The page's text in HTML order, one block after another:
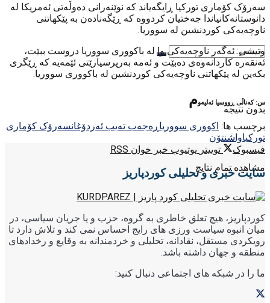
بدون نتیجه
مشاهده تمام نتایج
سه‌رۆک کۆماری تورکیا ڕایگه‌یاند که‌ نوێنه‌رانی ده‌وڵه‌تی ئه‌مریکا له‌
دانوستانه‌کانیاندا جه‌ختیان کردووه‌ که‌ ڕێگه‌ناده‌ن به‌ پێکهاتنی
ناوچه‌یه‌کی کوردنشین له‌ سووریا.
وتیشی: ئه‌گه‌ر ناوچه‌یه‌کی وا له‌ باکووری سووریا دروست ببێت،
ئه‌نقه‌ره‌ کاردانه‌وه‌ی ده‌بێت و ئه‌مه‌ به‌رپرسیارێتی ئێمه‌یه‌ که‌ ڕێگری
بکه‌ین له‌ پێکهاتنی ناوچه‌یه‌کی کوردنشین له‌ باکووری سووریا.
س: که‌ناڵی ڕووسیا ئه‌لیه‌وم
برچسب ها: اکووری سووریا ڕه‌جه‌ب ته‌یب ئه‌ردۆغانسه‌رۆک کۆماری
تورکیاواشنتۆن
فیسبوک
توییتر یوتیوب خبر خوان RSS
سایت خبری و تحلیلی کوردپاریز
کوردپاریز، هیچ تعلق خاطری به گروه، حزب و یا جریان سیاسی، در
میان انبوه سیاست ورزی های رایج احساس نمی کند و تلاش دارد تا
رویکردی مستقل، نقادانه، تحلیلی و خردمندانه به وقایع و رخدادهای
منطقه و جهان داشته باشد.
ما را در شبکه های اجتماعی دنبال کنید: